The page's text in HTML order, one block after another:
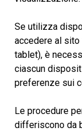
Se utilizza
accedere al sito
tablet), è
ciascun
preferenze sui
Le procedure
differiscono da